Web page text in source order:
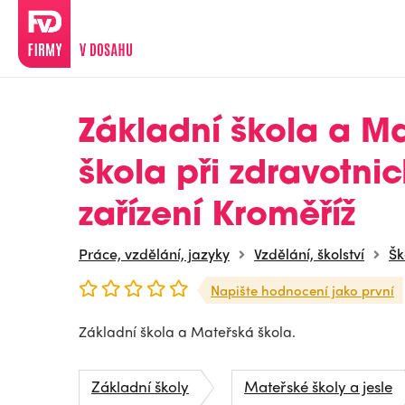
Základní škola a
škola při
zařízení Kroměříž
Práce, vzdělání, jazyky Vzdělání, školství
Napište hodnocení jako první
Základní škola a Mateřská škola.
Základní školy Mateřské školy a jesle